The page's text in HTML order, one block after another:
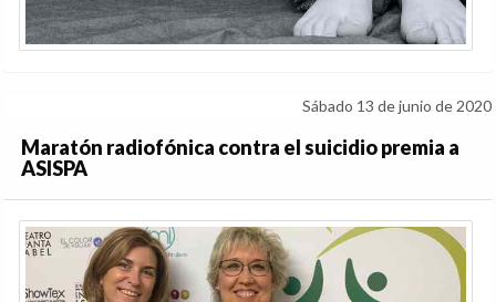
Sábado 13 de junio de 2020
Maratón radiofónica contra el suicidio premia a
ASISPA